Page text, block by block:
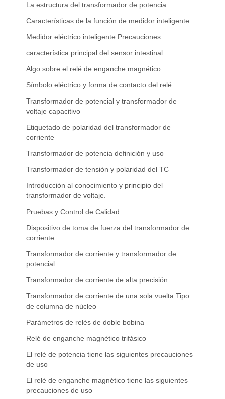
La estructura del transformador de potencia.
Características de la función de medidor inteligente
Medidor eléctrico inteligente Precauciones
característica principal del sensor intestinal
Algo sobre el relé de enganche magnético
Símbolo eléctrico y forma de contacto del relé.
Transformador de potencial y transformador de
voltaje capacitivo
Etiquetado de polaridad del transformador de
corriente
Transformador de potencia definición y uso
Transformador de tensión y polaridad del TC
Introducción al conocimiento y principio del
transformador de voltaje.
Pruebas y Control de Calidad
Dispositivo de toma de fuerza del transformador de
corriente
Transformador de corriente y transformador de
potencial
Transformador de corriente de alta precisión
Transformador de corriente de una sola vuelta Tipo
de columna de núcleo
Parámetros de relés de doble bobina
Relé de enganche magnético trifásico
El relé de potencia tiene las siguientes precauciones
de uso
El relé de enganche magnético tiene las siguientes
precauciones de uso